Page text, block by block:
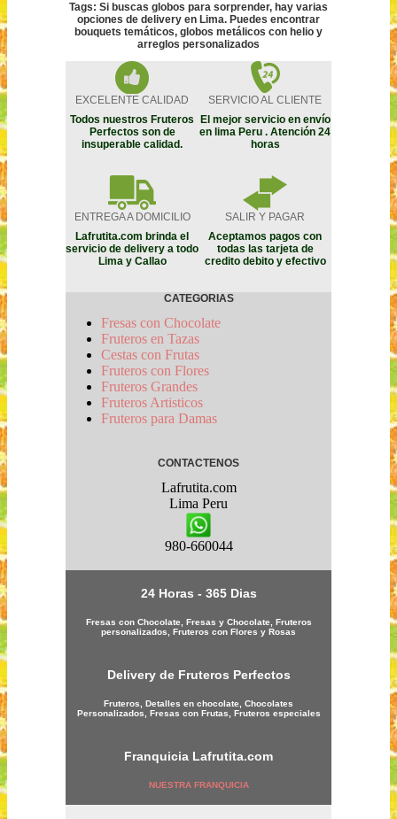
Tags: Si buscas globos para sorprender, hay varias
opciones de delivery en Lima. Puedes encontrar
bouquets temáticos, globos metálicos con helio y
arreglos personalizados
EXCELENTE CALIDAD
SERVICIO AL CLIENTE
Todos nuestros Fruteros
Perfectos son de
insuperable calidad.
El mejor servicio en envío
en lima Peru . Atención 24
horas
ENTREGA A DOMICILIO
SALIR Y PAGAR
Lafrutita.com brinda el
servicio de delivery a todo
Lima y Callao
Aceptamos pagos con
todas las tarjeta de
credito debito y efectivo
CATEGORIAS
Fresas con Chocolate
Fruteros en Tazas
Cestas con Frutas
Fruteros con Flores
Fruteros Grandes
Fruteros Artisticos
Fruteros para Damas
CONTACTENOS
Lafrutita.com
Lima Peru
980-660044
24 Horas - 365 Dias
Fresas con Chocolate, Fresas y Chocolate, Fruteros
personalizados, Fruteros con Flores y Rosas
Delivery de Fruteros Perfectos
Fruteros, Detalles en chocolate, Chocolates
Personalizados, Fresas con Frutas, Fruteros especiales
Franquicia Lafrutita.com
NUESTRA FRANQUICIA